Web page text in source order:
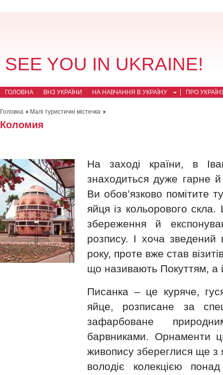
SEE YOU IN UKRAINE!
ГОЛОВНА ВНЗ УКРАЇНИ НА НАВЧАННЯ В УКРАЇНУ ПРО
Головна Малі туристичні містечка
Коломия
На заході країни, в
знаходиться дуже гарне
Ви обов’язково помітите
яйця із кольорового
збереження й
розпису. І хоча
року, проте вже став
що називають Покуттям, а
Писанка – це куряче,
яйце, розписане за
зафарбоване
барвниками. Орнаменти
живопису збереглися ще з
володіє колекцією